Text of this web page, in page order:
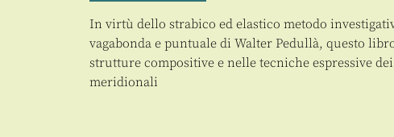
In virtù dello strabico ed elastico metodo
vagabonda e puntuale di Walter Pedullà, questo
strutture compositive e nelle tecniche espressive
meridionali